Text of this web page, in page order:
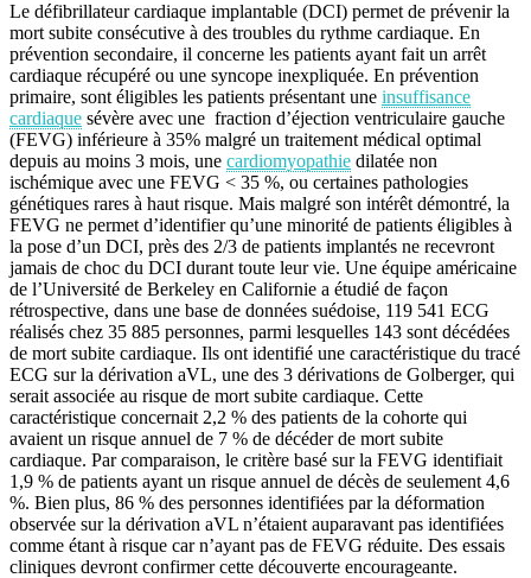
Le défibrillateur cardiaque implantable (DCI) permet de prévenir la
mort subite consécutive à des troubles du rythme cardiaque. En
prévention secondaire, il concerne les patients ayant fait un arrêt
cardiaque récupéré ou une syncope inexpliquée. En prévention
primaire, sont éligibles les patients présentant une insuffisance
cardiaque sévère avec une fraction d’éjection ventriculaire gauche
(FEVG) inférieure à 35% malgré un traitement médical optimal
depuis au moins 3 mois, une cardiomyopathie dilatée non
ischémique avec une FEVG < 35 %, ou certaines pathologies
génétiques rares à haut risque. Mais malgré son intérêt démontré, la
FEVG ne permet d’identifier qu’une minorité de patients éligibles à
la pose d’un DCI, près des 2/3 de patients implantés ne recevront
jamais de choc du DCI durant toute leur vie. Une équipe américaine
de l’Université de Berkeley en Californie a étudié de façon
rétrospective, dans une base de données suédoise, 119 541 ECG
réalisés chez 35 885 personnes, parmi lesquelles 143 sont décédées
de mort subite cardiaque. Ils ont identifié une caractéristique du tracé
ECG sur la dérivation aVL, une des 3 dérivations de Golberger, qui
serait associée au risque de mort subite cardiaque. Cette
caractéristique concernait 2,2 % des patients de la cohorte qui
avaient un risque annuel de 7 % de décéder de mort subite
cardiaque. Par comparaison, le critère basé sur la FEVG identifiait
1,9 % de patients ayant un risque annuel de décès de seulement 4,6
%. Bien plus, 86 % des personnes identifiées par la déformation
observée sur la dérivation aVL n’étaient auparavant pas identifiées
comme étant à risque car n’ayant pas de FEVG réduite. Des essais
cliniques devront confirmer cette découverte encourageante.